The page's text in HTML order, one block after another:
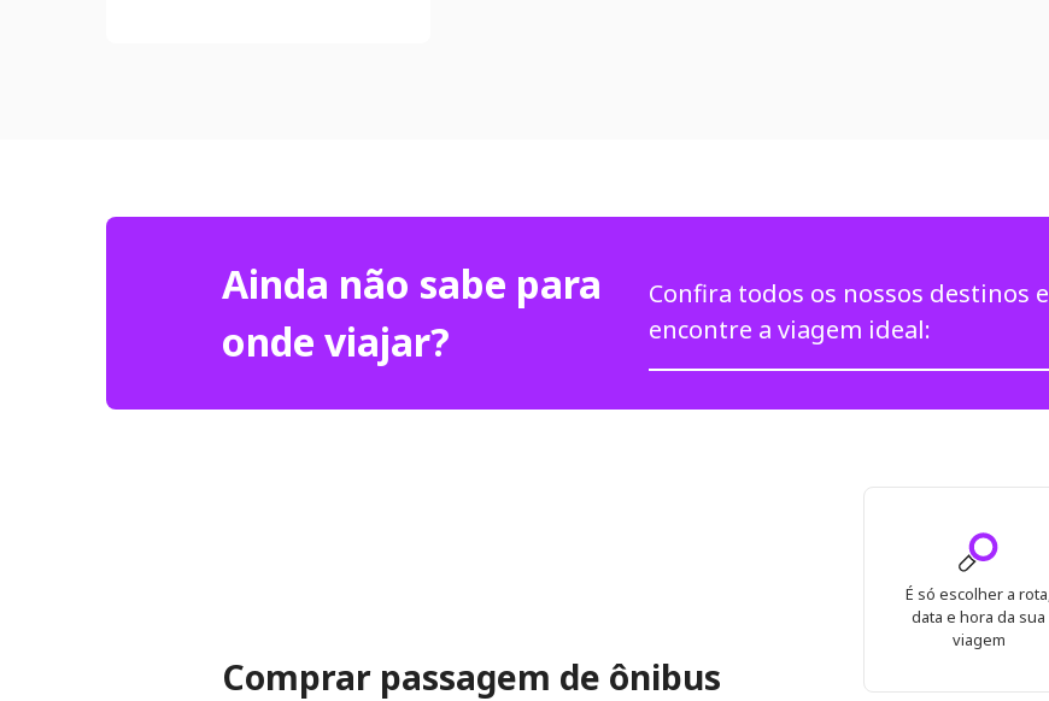
Ainda não sabe para
onde viajar?
Confira todos os nossos destinos e
encontre a viagem ideal:
Comprar passagem de ônibus
É só escolher a rota,
data e hora da sua
viagem